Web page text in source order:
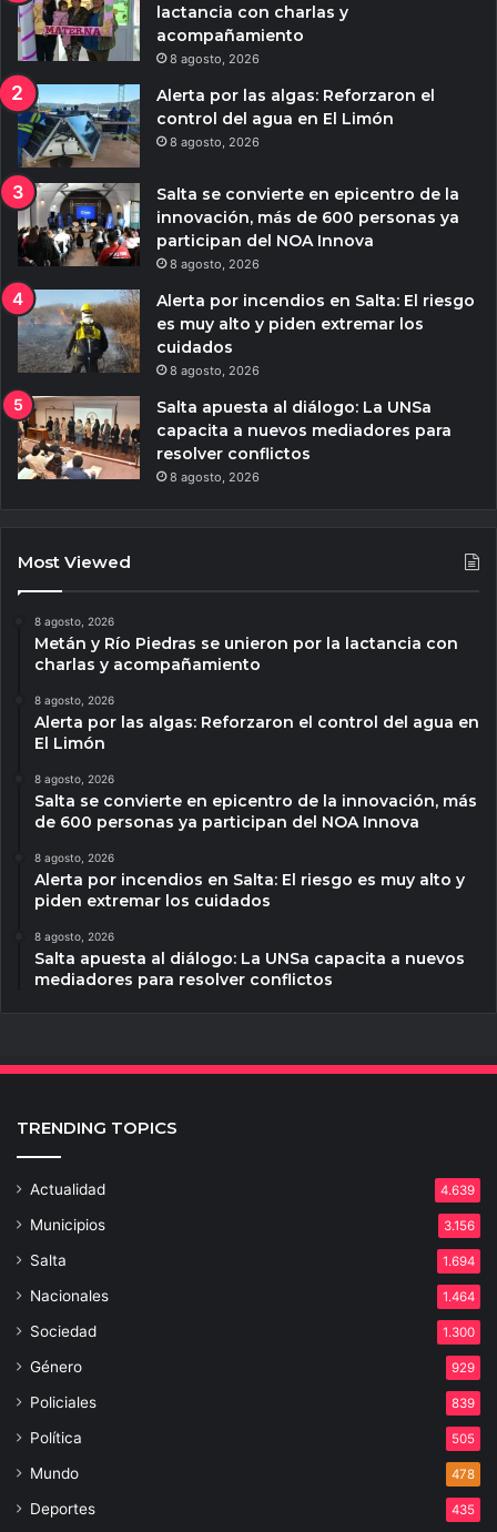
lactancia con charlas y
acompañamiento
8 agosto, 2026
Alerta por las algas: Reforzaron el
control del agua en El Limón
8 agosto, 2026
Salta se convierte en epicentro de la
innovación, más de 600 personas ya
participan del NOA Innova
8 agosto, 2026
Alerta por incendios en Salta: El riesgo
es muy alto y piden extremar los
cuidados
8 agosto, 2026
Salta apuesta al diálogo: La UNSa
capacita a nuevos mediadores para
resolver conflictos
8 agosto, 2026
Most Viewed
8 agosto, 2026
Metán y Río Piedras se unieron por la lactancia con
charlas y acompañamiento
8 agosto, 2026
Alerta por las algas: Reforzaron el control del agua en
El Limón
8 agosto, 2026
Salta se convierte en epicentro de la innovación, más
de 600 personas ya participan del NOA Innova
8 agosto, 2026
Alerta por incendios en Salta: El riesgo es muy alto y
piden extremar los cuidados
8 agosto, 2026
Salta apuesta al diálogo: La UNSa capacita a nuevos
mediadores para resolver conflictos
TRENDING TOPICS
Actualidad 4.639
Municipios 3.156
Salta 1.694
Nacionales 1.464
Sociedad 1.300
Género 929
Policiales 839
Política 505
Mundo 478
Deportes 435